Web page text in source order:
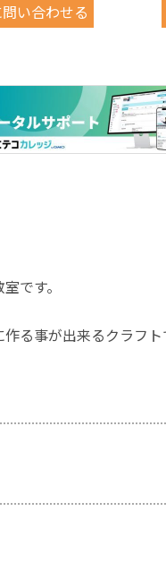
い合わせる
です。
る事が出来るクラフ